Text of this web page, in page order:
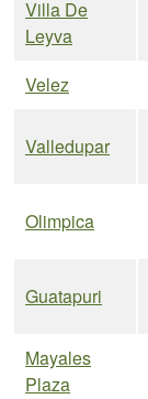
Villa De
Leyva
Velez
Valledupar
Olimpica
Guatapuri
Mayales
Plaza